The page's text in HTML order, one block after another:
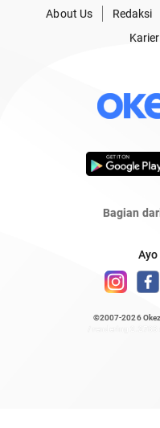
About Us Redaksi
Karier
Bagian
©2007-2026